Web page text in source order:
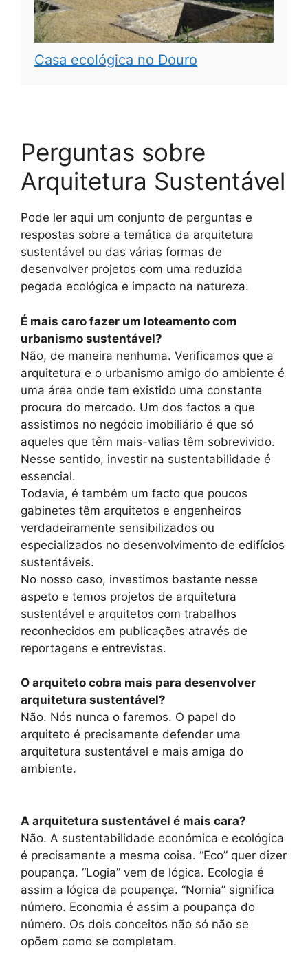
Casa ecológica no Douro
Perguntas sobre
Arquitetura Sustentável
Pode ler aqui um conjunto de perguntas e
respostas sobre a temática da arquitetura
sustentável ou das várias formas de
desenvolver projetos com uma reduzida
pegada ecológica e impacto na natureza.
É mais caro fazer um loteamento com
urbanismo sustentável?
Não, de maneira nenhuma. Verificamos que a
arquitetura e o urbanismo amigo do ambiente é
uma área onde tem existido uma constante
procura do mercado. Um dos factos a que
assistimos no negócio imobiliário é que só
aqueles que têm mais-valias têm sobrevivido.
Nesse sentido, investir na sustentabilidade é
essencial.
Todavia, é também um facto que poucos
gabinetes têm arquitetos e engenheiros
verdadeiramente sensibilizados ou
especializados no desenvolvimento de edifícios
sustentáveis.
No nosso caso, investimos bastante nesse
aspeto e temos projetos de arquitetura
sustentável e arquitetos com trabalhos
reconhecidos em publicações através de
reportagens e entrevistas.
O arquiteto cobra mais para desenvolver
arquitetura sustentável?
Não. Nós nunca o faremos. O papel do
arquiteto é precisamente defender uma
arquitetura sustentável e mais amiga do
ambiente.
A arquitetura sustentável é mais cara?
Não. A sustentabilidade económica e ecológica
é precisamente a mesma coisa. “Eco” quer dizer
poupança. “Logia” vem de lógica. Ecologia é
assim a lógica da poupança. “Nomia” significa
número. Economia é assim a poupança do
número. Os dois conceitos não só não se
opõem como se completam.